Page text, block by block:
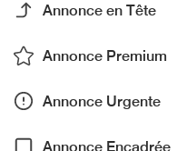
Annonce en Tête
Annonce Premium
Annonce Urgente
Annonce Encadrée